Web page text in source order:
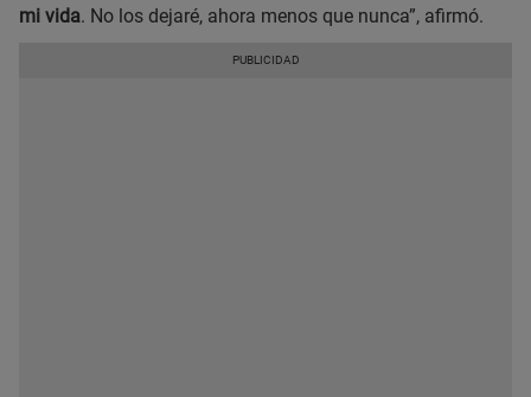
mi vida. No los dejaré, ahora menos que nunca”, afirmó.